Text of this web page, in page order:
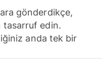
gönderdikçe,
tasarruf edin.
anda tek bir